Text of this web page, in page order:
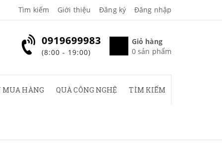
Tìm kiếm Giới thiệu Đăng ký Đăng nhập
Giỏ hàng
0 sản phẩm
0919699983
(8:00 - 19:00)
MUA HÀNG QUÀ CÔNG NGHỆ TÌM KIẾM